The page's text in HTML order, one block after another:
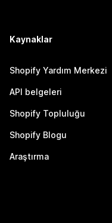
Kaynaklar
Shopify Yardım Merkezi
API belgeleri
Shopify Topluluğu
Shopify Blogu
Araştırma